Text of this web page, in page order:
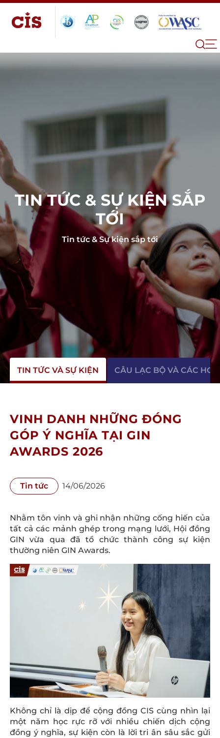
TIN TỨC & SỰ KIỆN SẮP
TỚI
Tin tức & Sự kiện sắp tới
TIN TỨC VÀ SỰ KIỆN CÂU LẠC BỘ VÀ CÁC
VINH DANH NHỮNG ĐÓNG
GÓP Ý NGHĨA TẠI GIN
AWARDS 2026
Tin tức 14/06/2026
Nhằm tôn vinh và ghi nhận những cống hiến của
tất cả các mảnh ghép trong mạng lưới, Hội đồng
GIN vừa qua đã tổ chức thành công sự kiện
thường niên GIN Awards.
Không chỉ là dịp để cộng đồng CIS cùng nhìn lại
một năm học rực rỡ với nhiều chiến dịch cộng
đồng ý nghĩa, sự kiện còn là lời tri ân sâu sắc gửi